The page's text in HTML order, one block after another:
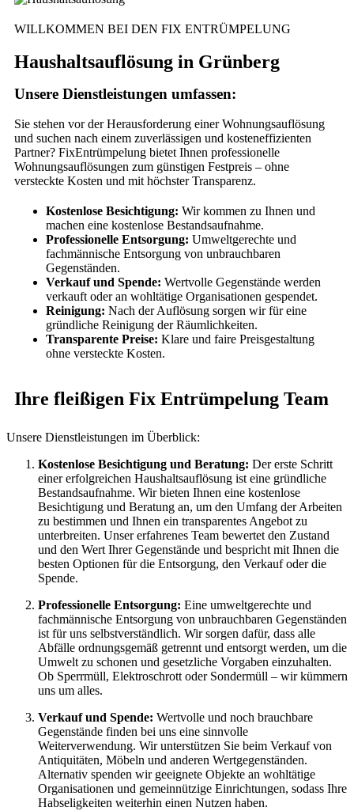
WILLKOMMEN BEI DEN FIX ENTRÜMPELUNG
Haushaltsauflösung in Grünberg
Unsere Dienstleistungen umfassen:
Sie stehen vor der Herausforderung einer Wohnungsauflösung
und suchen nach einem zuverlässigen und kosteneffizienten
Partner? FixEntrümpelung bietet Ihnen professionelle
Wohnungsauflösungen zum günstigen Festpreis – ohne
versteckte Kosten und mit höchster Transparenz.
Kostenlose Besichtigung: Wir kommen zu Ihnen und
machen eine kostenlose Bestandsaufnahme.
Professionelle Entsorgung: Umweltgerechte und
fachmännische Entsorgung von unbrauchbaren
Gegenständen.
Verkauf und Spende: Wertvolle Gegenstände werden
verkauft oder an wohltätige Organisationen gespendet.
Reinigung: Nach der Auflösung sorgen wir für eine
gründliche Reinigung der Räumlichkeiten.
Transparente Preise: Klare und faire Preisgestaltung
ohne versteckte Kosten.
Ihre fleißigen Fix Entrümpelung Team
Unsere Dienstleistungen im Überblick:
Kostenlose Besichtigung und Beratung: Der erste Schritt
einer erfolgreichen Haushaltsauflösung ist eine gründliche
Bestandsaufnahme. Wir bieten Ihnen eine kostenlose
Besichtigung und Beratung an, um den Umfang der Arbeiten
zu bestimmen und Ihnen ein transparentes Angebot zu
unterbreiten. Unser erfahrenes Team bewertet den Zustand
und den Wert Ihrer Gegenstände und bespricht mit Ihnen die
besten Optionen für die Entsorgung, den Verkauf oder die
Spende.
Professionelle Entsorgung: Eine umweltgerechte und
fachmännische Entsorgung von unbrauchbaren Gegenständen
ist für uns selbstverständlich. Wir sorgen dafür, dass alle
Abfälle ordnungsgemäß getrennt und entsorgt werden, um die
Umwelt zu schonen und gesetzliche Vorgaben einzuhalten.
Ob Sperrmüll, Elektroschrott oder Sondermüll – wir kümmern
uns um alles.
Verkauf und Spende: Wertvolle und noch brauchbare
Gegenstände finden bei uns eine sinnvolle
Weiterverwendung. Wir unterstützen Sie beim Verkauf von
Antiquitäten, Möbeln und anderen Wertgegenständen.
Alternativ spenden wir geeignete Objekte an wohltätige
Organisationen und gemeinnützige Einrichtungen, sodass Ihre
Habseligkeiten weiterhin einen Nutzen haben.